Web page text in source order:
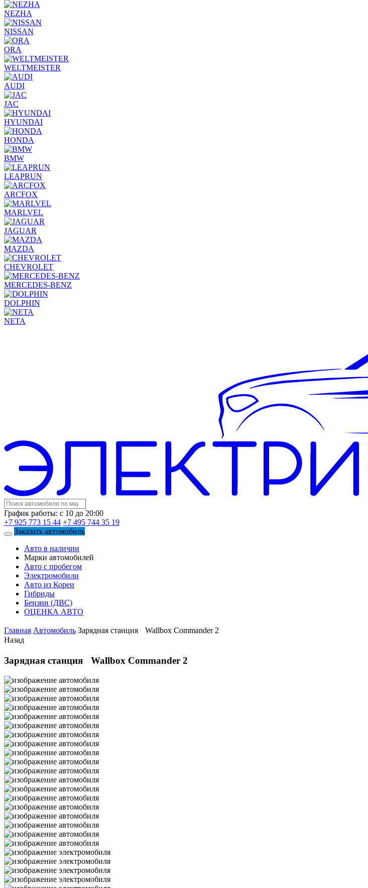
NEZHA
NISSAN
ORA
WELTMEISTER
AUDI
JAC
HYUNDAI
HONDA
BMW
LEAPRUN
ARCFOX
MARLVEL
JAGUAR
MAZDA
CHEVROLET
MERCEDES-BENZ
DOLPHIN
NETA
График работы: с 10 до 20:00
+7 925 773 15 44 +7 495 744 35 19
Заказать автомобиль
Авто в наличии
Марки автомобилей
Авто с пробегом
Электромобили
Авто из Кореи
Гибриды
Бензин (ДВС)
ОЦЕНКА АВТО
Главная Автомобиль Зарядная станция Wallbox Commander 2
Назад
Зарядная станция Wallbox Commander 2